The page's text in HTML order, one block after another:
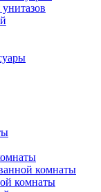
комнаты
комнаты